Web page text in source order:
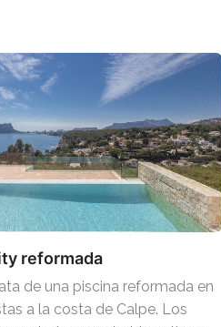
reformada
de una piscina reformada en
a la costa de Calpe. Los